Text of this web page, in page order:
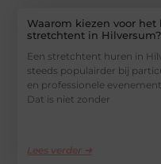
Waarom kiezen voor het
stretchtent in Hilversum?
Een stretchtent huren in
steeds populairder bij
en professionele
Dat is niet zonder
Lees verder ➜